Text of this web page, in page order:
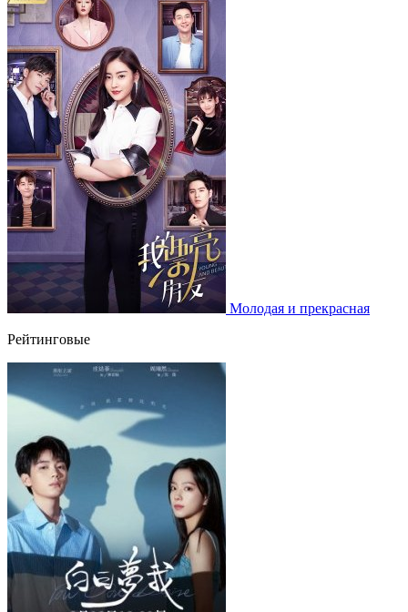
Молодая и прекрасная
Рейтинговые